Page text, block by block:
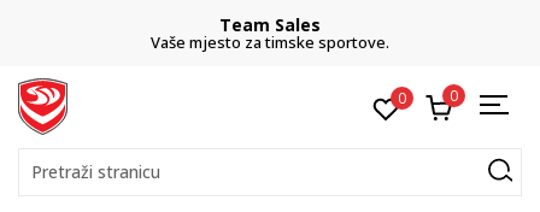
Team Sales
Vaše mjesto za timske sportove.
0 0
Pretraži stranicu